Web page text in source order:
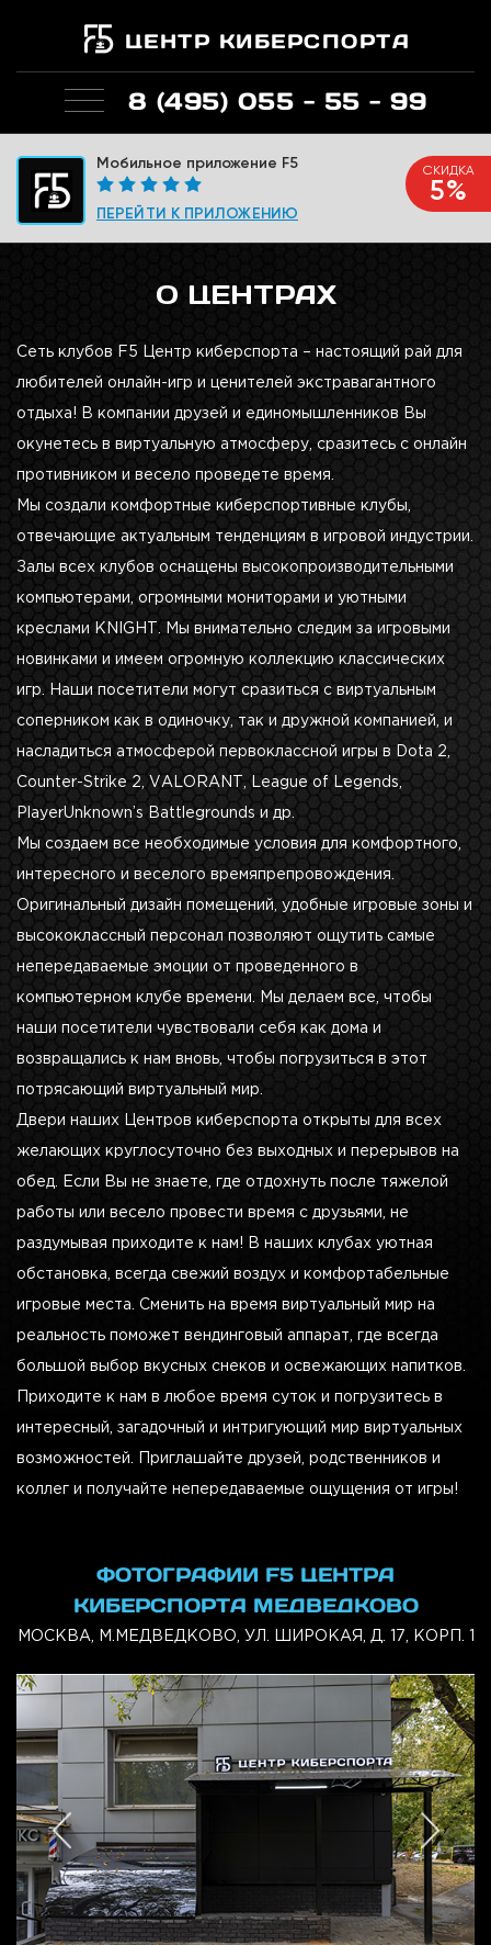
ЦЕНТР КИБЕРСПОРТА
8 (495) 055 - 55 - 99
Мобильное приложение F5
ПЕРЕЙТИ К ПРИЛОЖЕНИЮ
СКИДКА
5%
О ЦЕНТРАХ
Сеть клубов F5 Центр киберспорта – настоящий рай для
любителей онлайн-игр и ценителей экстравагантного
отдыха! В компании друзей и единомышленников Вы
окунетесь в виртуальную атмосферу, сразитесь с онлайн
противником и весело проведете время.
Мы создали комфортные киберспортивные клубы,
отвечающие актуальным тенденциям в игровой индустрии.
Залы всех клубов оснащены высокопроизводительными
компьютерами, огромными мониторами и уютными
креслами KNIGHT. Мы внимательно следим за игровыми
новинками и имеем огромную коллекцию классических
игр. Наши посетители могут сразиться с виртуальным
соперником как в одиночку, так и дружной компанией, и
насладиться атмосферой первоклассной игры в Dota 2,
Counter-Strike 2, VALORANT, League of Legends,
PlayerUnknown’s Battlegrounds и др.
Мы создаем все необходимые условия для комфортного,
интересного и веселого времяпрепровождения.
Оригинальный дизайн помещений, удобные игровые зоны и
высококлассный персонал позволяют ощутить самые
непередаваемые эмоции от проведенного в
компьютерном клубе времени. Мы делаем все, чтобы
наши посетители чувствовали себя как дома и
возвращались к нам вновь, чтобы погрузиться в этот
потрясающий виртуальный мир.
Двери наших Центров киберспорта открыты для всех
желающих круглосуточно без выходных и перерывов на
обед. Если Вы не знаете, где отдохнуть после тяжелой
работы или весело провести время с друзьями, не
раздумывая приходите к нам! В наших клубах уютная
обстановка, всегда свежий воздух и комфортабельные
игровые места. Сменить на время виртуальный мир на
реальность поможет вендинговый аппарат, где всегда
большой выбор вкусных снеков и освежающих напитков.
Приходите к нам в любое время суток и погрузитесь в
интересный, загадочный и интригующий мир виртуальных
возможностей. Приглашайте друзей, родственников и
коллег и получайте непередаваемые ощущения от игры!
ФОТОГРАФИИ F5 ЦЕНТРА
КИБЕРСПОРТА МЕДВЕДКОВО
МОСКВА, М.МЕДВЕДКОВО, УЛ. ШИРОКАЯ, Д. 17, КОРП. 1